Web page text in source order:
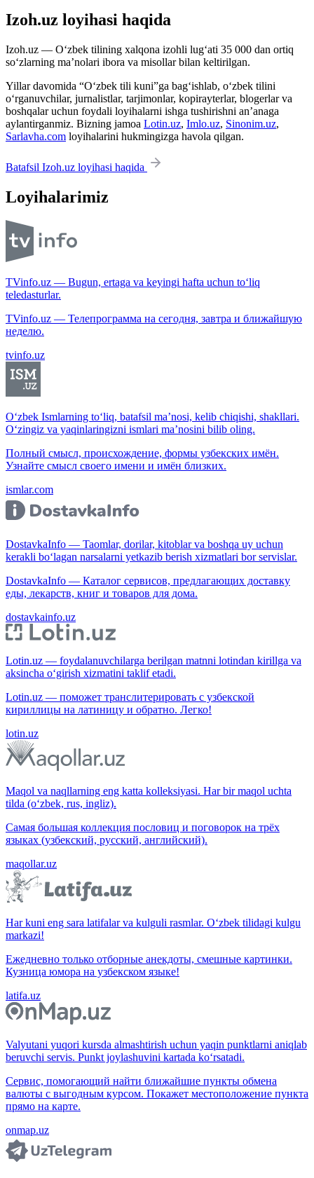
Izoh.uz loyihasi haqida
Izoh.uz — O‘zbek tilining xalqona izohli lug‘ati 35 000 dan ortiq
so‘zlarning ma’nolari ibora va misollar bilan keltirilgan.
Yillar davomida “O‘zbek tili kuni”ga bag‘ishlab, o‘zbek tilini
o‘rganuvchilar, jurnalistlar, tarjimonlar, kopirayterlar, blogerlar va
boshqalar uchun foydali loyihalarni ishga tushirishni an’anaga
aylantirganmiz. Bizning jamoa Lotin.uz, Imlo.uz, Sinonim.uz,
Sarlavha.com loyihalarini hukmingizga havola qilgan.
Batafsil Izoh.uz loyihasi haqida
Loyihalarimiz
TVinfo.uz — Bugun, ertaga va keyingi hafta uchun to‘liq
teledasturlar.
TVinfo.uz — Телепрограмма на сегодня, завтра и ближайшую
неделю.
tvinfo.uz
O‘zbek Ismlarning to‘liq, batafsil ma’nosi, kelib chiqishi, shakllari.
O‘zingiz va yaqinlaringizni ismlari ma’nosini bilib oling.
Полный смысл, происхождение, формы узбекских имён.
Узнайте смысл своего имени и имён близких.
ismlar.com
DostavkaInfo — Taomlar, dorilar, kitoblar va boshqa uy uchun
kerakli bo‘lagan narsalarni yetkazib berish xizmatlari bor servislar.
DostavkaInfo — Каталог сервисов, предлагающих доставку
еды, лекарств, книг и товаров для дома.
dostavkainfo.uz
Lotin.uz — foydalanuvchilarga berilgan matnni lotindan kirillga va
aksincha o‘girish xizmatini taklif etadi.
Lotin.uz — поможет транслитерировать с узбекской
кириллицы на латиницу и обратно. Легко!
lotin.uz
Maqol va naqllarning eng katta kolleksiyasi. Har bir maqol uchta
tilda (o‘zbek, rus, ingliz).
Самая большая коллекция пословиц и поговорок на трёх
языках (узбекский, русский, английский).
maqollar.uz
Har kuni eng sara latifalar va kulguli rasmlar. O‘zbek tilidagi kulgu
markazi!
Ежедневно только отборные анекдоты, смешные картинки.
Кузница юмора на узбекском языке!
latifa.uz
Valyutani yuqori kursda almashtirish uchun yaqin punktlarni aniqlab
beruvchi servis. Punkt joylashuvini kartada ko‘rsatadi.
Сервис, помогающий найти ближайшие пункты обмена
валюты с выгодным курсом. Покажет местоположение пункта
прямо на карте.
onmap.uz